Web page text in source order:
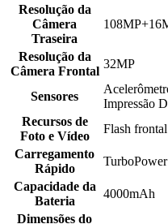
Resolução da
Câmera
Traseira
Resolução da
Câmera Frontal
32MP
Sensores
Impressão
Recursos de
Foto e Vídeo
Flash
Carregamento
Rápido
Capacidade da
Bateria
4000mAh
Dimensões do